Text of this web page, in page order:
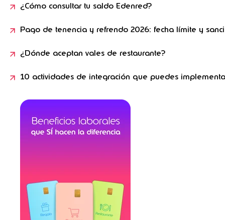
¿Cómo consultar tu saldo Edenred?
Pago de tenencia y refrendo 2026: fecha límite y
¿Dónde aceptan vales de restaurante?
10 actividades de integración que puedes